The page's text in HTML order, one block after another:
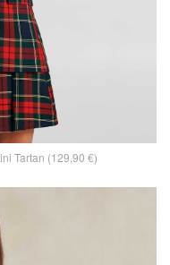
Tartan (129,90 €)